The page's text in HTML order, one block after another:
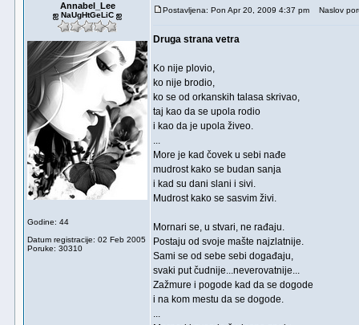
Annabel_Lee
ஐ NaUgHtGeLiC ஐ
Godine: 44
Datum registracije: 02 Feb 2005
Poruke: 30310
Postavljena: Pon Apr 20, 2009 4:37 pm Naslov
Druga strana vetra
Ko nije plovio,
ko nije brodio,
ko se od orkanskih talasa skrivao,
taj kao da se upola rodio
i kao da je upola živeo.
...
More je kad čovek u sebi nađe
mudrost kako se budan sanja
i kad su dani slani i sivi.
Mudrost kako se sasvim živi.
Mornari se, u stvari, ne rađaju.
Postaju od svoje mašte najzlatnije.
Sami se od sebe sebi događaju,
svaki put čudnije...neverovatnije...
Zažmure i pogode kad da se dogode
i na kom mestu da se dogode.
...